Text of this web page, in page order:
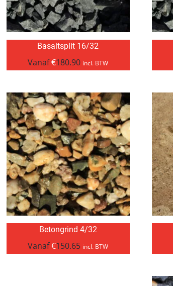
Basaltsplit 16/32
Vanaf€180.90 incl. BTW
Betongrind 4/32
Vanaf€150.65 incl. BTW